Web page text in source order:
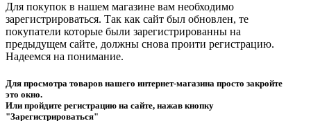
Для покупок в нашем магазине вам необходимо
зарегистрироваться. Так как сайт был обновлен, те
покупатели которые были зарегистрированны на
предыдущем сайте, должны снова проити регистрацию.
Надеемся на понимание.
Для просмотра товаров нашего интернет-магазина просто закройте
это окно.
Или пройдите регистрацию на сайте, нажав кнопку
"Зарегистрироваться"